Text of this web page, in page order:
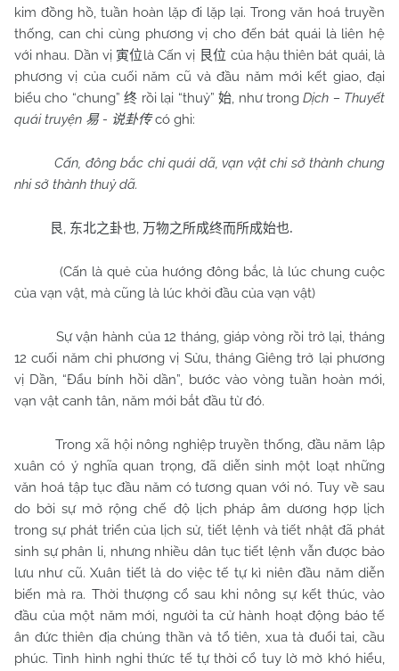
kim đồng hồ, tuần hoàn lặp đi lặp lại. Trong văn hoá truyền
thống, can chi cùng phương vị cho đến bát quái là liên hệ
với nhau. Dần vị 寅位là Cấn vị 艮位 của hậu thiên bát quái, là
phương vị của cuối năm cũ và đầu năm mới kết giao, đại
biểu cho “chung”终 rồi lại “thuỷ” 始, như trongDịch – Thuyết
quái truyện 易- 说卦传 có ghi:
Cấn, đông bắc chi quái dã, vạn vật chi sở thành chung
nhi sở thành thuỷ dã.
艮, 东北之卦也, 万物之所成终而所成始也.
(Cấn là quẻ của hướng đông bắc, là lúc chung cuộc
của vạn vật, mà cũng là lúc khởi đầu của vạn vật)
Sự vận hành của 12 tháng, giáp vòng rồi trở lại, tháng
12 cuối năm chỉ phương vị Sửu, tháng Giêng trở lại phương
vị Dần, “Đẩu bính hồi dần”, bước vào vòng tuần hoàn mới,
vạn vật canh tân, năm mới bắt đầu từ đó.
Trong xã hội nông nghiệp truyền thống, đầu năm lập
xuân có ý nghĩa quan trọng, đã diễn sinh một loạt những
văn hoá tập tục đầu năm có tương quan với nó. Tuy về sau
do bởi sự mở rộng chế độ lịch pháp âm dương hợp lịch
trong sự phát triển của lịch sử, tiết lệnh và tiết nhật đã phát
sinh sự phân li, nhưng nhiều dân tục tiết lệnh vẫn được bảo
lưu như cũ. Xuân tiết là do việc tế tự kì niên đầu năm diễn
biến mà ra. Thời thượng cổ sau khi nông sự kết thúc, vào
đầu của một năm mới, người ta cử hành hoạt động báo tế
ân đức thiên địa chúng thần và tổ tiên, xua tà đuổi tai, cầu
phúc. Tình hình nghi thức tế tự thời cổ tuy lờ mờ khó hiểu,